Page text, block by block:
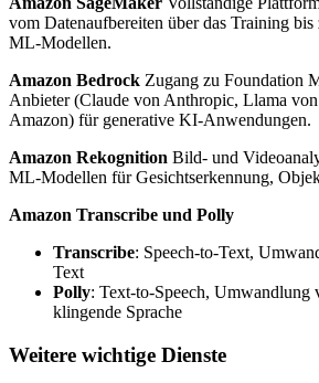
vom Datenaufbereiten über das Training
ML-Modellen.
Amazon Bedrock Zugang zu Foundation
Anbieter (Claude von Anthropic, Llama
Amazon) für generative KI-Anwendungen.
Amazon Rekognition Bild- und
ML-Modellen für Gesichtserkennung,
Amazon Transcribe und Polly
Transcribe: Speech-to-Text,
Text
Polly: Text-to-Speech, Umwandlung
klingende Sprache
Weitere wichtige Dienste